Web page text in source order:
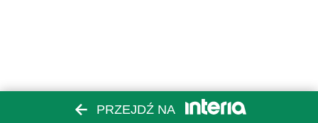
PRZEJDŹ NA